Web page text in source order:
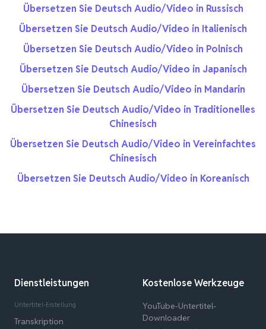
Übersetzen Sie Deutsch Audio/Video in Russisch
Übersetzen Sie Deutsch Audio/Video in Italienisch
Übersetzen Sie Deutsch Audio/Video in Polnisch
Übersetzen Sie Deutsch Audio/Video in Japanisch
Übersetzen Sie Deutsch Audio/Video in Mandarin
Übersetzen Sie Deutsch Audio/Video in Traditionelles
Chinesisch
Übersetzen Sie Deutsch Audio/Video in Vereinfachtes
Chinesisch
Übersetzen Sie Deutsch Audio/Video in Koreanisch
Dienstleistungen
Untertitel-Erstellung
Transkription
Kostenlose Werkzeuge
YouTube-Untertitel-
Downloader